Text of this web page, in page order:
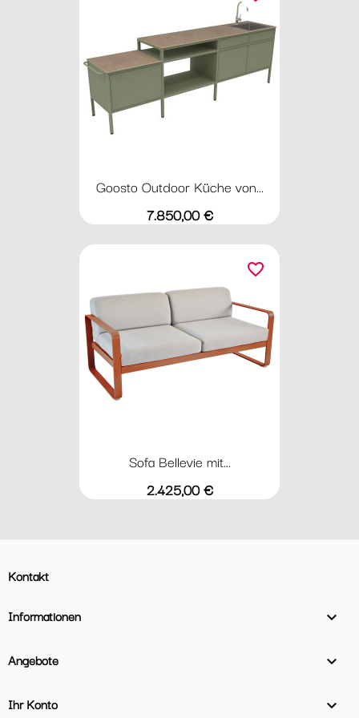
Goosto Outdoor Küche von...
Preis
7.850,00 €
Sofa Bellevie mit...
Preis
2.425,00 €
favorite_border
Kontakt
Informationen 
Angebote 
Ihr Konto 